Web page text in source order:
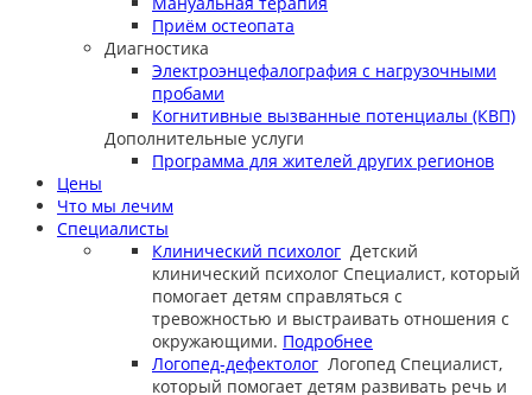
Приём остеопата
Диагностика
Электроэнцефалография с нагрузочными
пробами
Когнитивные вызванные потенциалы (КВП)
Дополнительные услуги
Программа для жителей других регионов
Цены
Что мы лечим
Специалисты
Клинический психолог Детский
клинический психолог Специалист, который
помогает детям справляться с
тревожностью и выстраивать отношения с
окружающими. Подробнее
Логопед-дефектолог Логопед Специалист,
который помогает детям развивать речь и